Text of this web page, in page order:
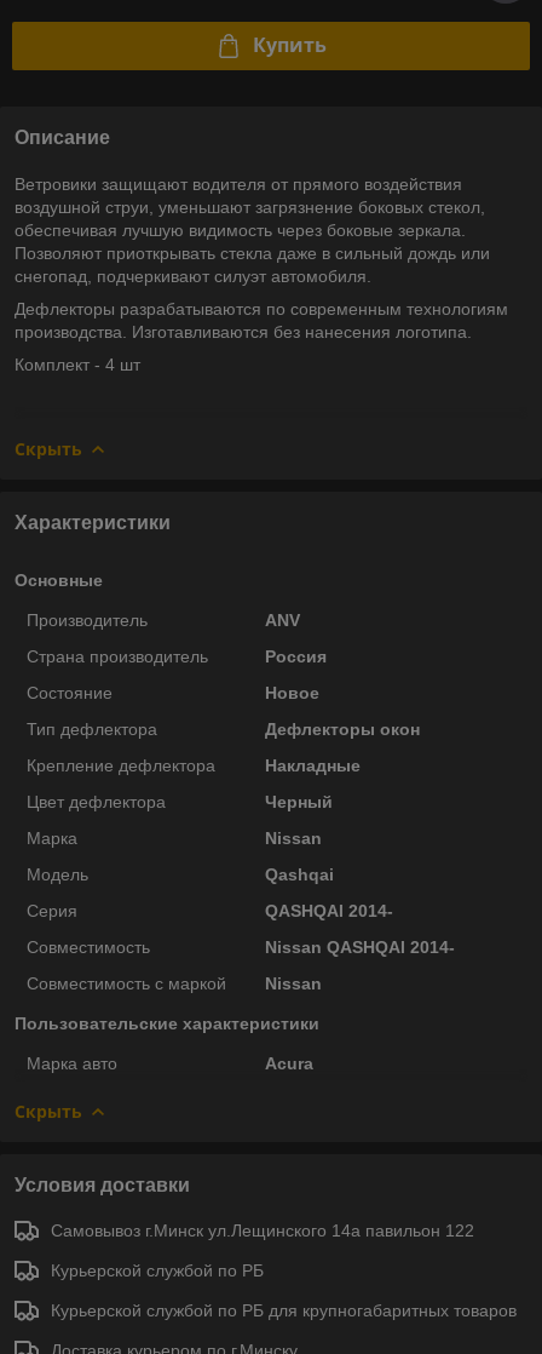
Купить
Описание
Ветровики защищают водителя от прямого воздействия
воздушной струи, уменьшают загрязнение боковых стекол,
обеспечивая лучшую видимость через боковые зеркала.
Позволяют приоткрывать стекла даже в сильный дождь или
снегопад, подчеркивают силуэт автомобиля.
Дефлекторы разрабатываются по современным технологиям
производства.
Изготавливаются без нанесения логотипа.
Комплект - 4 шт
Скрыть
Характеристики
Основные
Производитель
ANV
Страна производитель
Россия
Состояние
Новое
Тип дефлектора
Дефлекторы окон
Крепление дефлектора
Накладные
Цвет дефлектора
Черный
Марка
Nissan
Модель
Qashqai
Серия
QASHQAI 2014-
Совместимость
Nissan QASHQAI 2014-
Совместимость с маркой
Nissan
Пользовательские характеристики
Марка авто Acura
Скрыть
Условия доставки
Самовывоз г.Минск ул.Лещинского 14а павильон 122
Курьерской службой по РБ
Курьерской службой по РБ для крупногабаритных товаров
Доставка курьером по г.Минску